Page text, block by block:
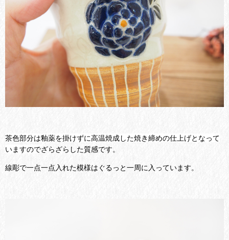
茶色部分は釉薬を掛けずに高温焼成した焼き締めの仕上げとなって
いますのでざらざらした質感です。
線彫で一点一点入れた模様はぐるっと一周に入っています。